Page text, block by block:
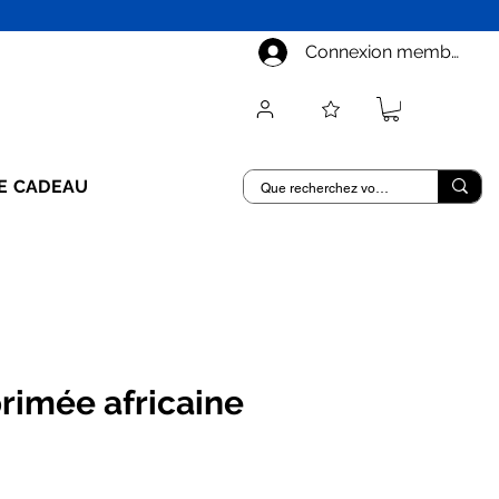
CADEAU
Connexion membre
africaine